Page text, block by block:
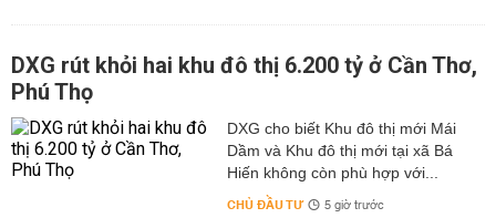
DXG rút khỏi hai khu đô thị 6.200 tỷ ở Cần Thơ,
Phú Thọ
DXG cho biết Khu đô thị mới Mái
Dầm và Khu đô thị mới tại xã Bá
Hiến không còn phù hợp với...
CHỦ ĐẦU TƯ 5 giờ trước